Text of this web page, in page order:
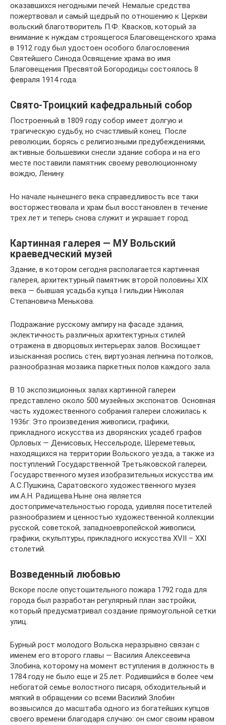
оказавшихся негодными печей. Немалые средства
пожертвовал и самый щедрый по отношению к Церкви
вольский благотворитель П.Ф. Квасков, который за
внимание к нуждам строящегося Благовещенского храма
в 1912 году был удостоен особого благословения
Святейшего Синода.Освящение храма во имя
Благовещения Пресвятой Богородицы состоялось 8
февраля 1914 года.
Свято-Троицкий кафедральный собор
Построенный в 1809 году собор имеет долгую и
трагическую судьбу, но счастливый конец. После
революции, борясь с религиозными предубеждениями,
активные большевики снесли здание собора и на его
месте поставили памятник своему революционному
вождю, Ленину.
Но начале нынешнего века справедливость все таки
восторжествовала и храм был восстановлен в течение
трех лет и теперь снова служит и украшает город.
Картинная галерея — МУ Вольский
краеведческий музей
Здание, в котором сегодня располагается картинная
галерея, архитектурный памятник второй половины XIX
века — бывшая усадьба купца I гильдии Николая
Степановича Менькова.
Подражание русскому ампиру на фасаде здания,
эклектичность различных архитектурных стилей
отражена в дворцовых интерьерах залов. Восхищает
изысканная роспись стен, виртуозная лепнина потолков,
разнообразная мозаика паркетных полов каждого зала.
В 10 экспозиционных залах картинной галереи
представлено около 500 музейных экспонатов. Основная
часть художественного собрания галереи сложилась к
1936г. Это произведения живописи, графики,
прикладного искусства из дворянских усадеб графов
Орловых — Денисовых, Нессельроде, Шереметевых,
находящихся на территории Вольского уезда, а также из
поступлений Государственной Третьяковской галереи,
Государственного музея изобразительных искусства им.
А.С.Пушкина, Саратовского художественного музея
им.А.Н. Радищева.Ныне она является
достопримечательностью города, удивляя посетителей
разнообразием и ценностью художественной коллекции
русской, советской, западноевропейской живописи,
графики, скульптуры, прикладного искусства ХVII – ХХI
столетий.
Возведенный любовью
Вскоре после опустошительного пожара 1792 года для
города был разработан регулярный план застройки,
который предусматривал создание прямоугольной сетки
улиц.
Бурный рост молодого Вольска неразрывно связан с
именем его второго главы — Василия Алексеевича
Злобина, которому на момент вступления в должность в
1784 году не было еще и 25 лет. Родившийся в более чем
небогатой семье волостного писаря, обходительный и
мягкий в обращении со всеми Василий Злобин
возвысился до масштаба одного из богатейших купцов
своего времени благодаря случаю: он смог своим нравом